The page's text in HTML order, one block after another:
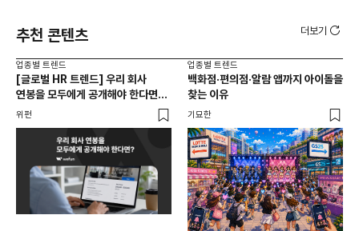
추천 콘텐츠 더보기
업종별 트렌드
[글로벌 HR 트렌드] 우리 회사
연봉을 모두에게 공개해야 한다면? |
급여 투명성 법, 해외 사례, 연봉
위펀
업종별 트렌드
백화점·편의점·알람 앱까지 아이돌을
찾는 이유
기묘한